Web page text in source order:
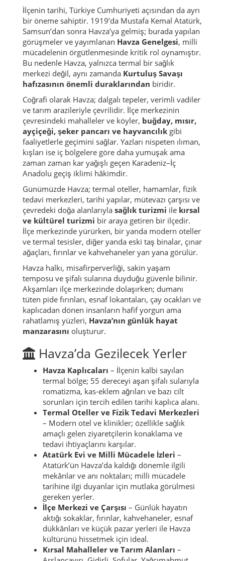
İlçenin tarihi, Türkiye Cumhuriyeti açısından da ayrı
bir öneme sahiptir. 1919’da Mustafa Kemal Atatürk,
Samsun’dan sonra Havza’ya gelmiş; burada yapılan
görüşmeler ve yayımlanan Havza Genelgesi, milli
mücadelenin örgütlenmesinde kritik rol oynamıştır.
Bu nedenle Havza, yalnızca termal bir sağlık
merkezi değil, aynı zamanda Kurtuluş Savaşı
hafızasının önemli duraklarından biridir.
Coğrafi olarak Havza; dalgalı tepeler, verimli vadiler
ve tarım arazileriyle çevrilidir. İlçe merkezinin
çevresindeki mahalleler ve köyler, buğday, mısır,
ayçiçeği, şeker pancarı ve hayvancılık gibi
faaliyetlerle geçimini sağlar. Yazları nispeten ılıman,
kışları ise iç bölgelere göre daha yumuşak ama
zaman zaman kar yağışlı geçen Karadeniz–İç
Anadolu geçiş iklimi hâkimdir.
Günümüzde Havza; termal oteller, hamamlar, fizik
tedavi merkezleri, tarihi yapılar, mütevazı çarşısı ve
çevredeki doğa alanlarıyla sağlık turizmi ile kırsal
ve kültürel turizmi bir araya getiren bir ilçedir.
İlçe merkezinde yürürken, bir yanda modern oteller
ve termal tesisler, diğer yanda eski taş binalar, çınar
ağaçları, fırınlar ve kahvehaneler yan yana görülür.
Havza halkı, misafirperverliği, sakin yaşam
temposu ve şifalı sularına duyduğu güvenle bilinir.
Akşamları ilçe merkezinde dolaşırken; dumanı
tüten pide fırınları, esnaf lokantaları, çay ocakları ve
kaplıcadan dönen insanların hafif yorgun ama
rahatlamış yüzleri, Havza’nın günlük hayat
manzarasını oluşturur.
Havza’da Gezilecek Yerler
Havza Kaplıcaları – İlçenin kalbi sayılan
termal bölge; 55 dereceyi aşan şifalı sularıyla
romatizma, kas-eklem ağrıları ve bazı cilt
sorunları için tercih edilen tarihi kaplıca alanı.
Termal Oteller ve Fizik Tedavi Merkezleri
– Modern otel ve klinikler; özellikle sağlık
amaçlı gelen ziyaretçilerin konaklama ve
tedavi ihtiyaçlarını karşılar.
Atatürk Evi ve Milli Mücadele İzleri –
Atatürk’ün Havza’da kaldığı dönemle ilgili
mekânlar ve anı noktaları; milli mücadele
tarihine ilgi duyanlar için mutlaka görülmesi
gereken yerler.
İlçe Merkezi ve Çarşısı – Günlük hayatın
aktığı sokaklar, fırınlar, kahvehaneler, esnaf
dükkânları ve küçük pazar yerleri ile Havza
kültürünü hissetmek için ideal.
Kırsal Mahalleler ve Tarım Alanları –